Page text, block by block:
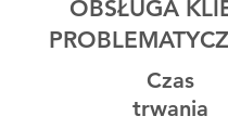
OBSŁUGA
Czas
trwania